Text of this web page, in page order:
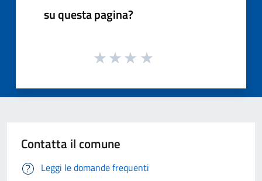
su questa pagina?
Contatta il comune
Leggi le domande frequenti